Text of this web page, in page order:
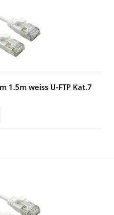
1.5m weiss U-FTP Kat.7